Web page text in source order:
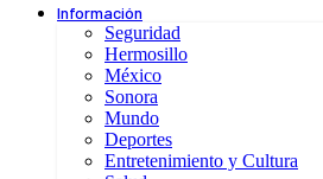
Información
Seguridad
Hermosillo
México
Sonora
Mundo
Deportes
Entretenimiento y Cultura